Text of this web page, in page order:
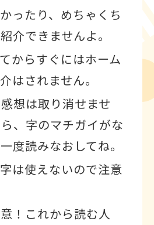
ったり、めちゃくち
介できませんよ。
からすぐにはホーム
はされません。
想は取り消せませ
、字のマチガイがな
度読みなおしてね。
は使えないので注意
！これから読む人